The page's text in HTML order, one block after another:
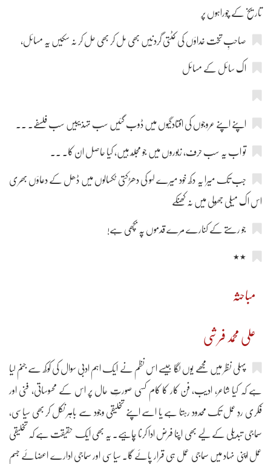
تاریخ کے چوراہوں پر
صاحبِ تخت خداؤں کی کٹتی گردنیں بھی مل کر بھی حل کر نہ سکیں یہ مسائل،
اک سائل کے مسائل
اپنے اپنے عروجوں کی افتادگیوں میں ڈوب گئیں سب تہذیبیں سب فلسفے۔ ۔۔
تو اب یہ سب حرف، زبوروں میں جو مجلّد ہیں، کیا حاصل ان کا۔ ۔۔
جب تک میرا یہ دکھ خود میرے لہو کی دھڑکتی ٹکسالوں میں ڈھل کے دعاؤں بھری
اس اک میلی جھولی میں نہ کھنکے
جو رستے کے کنارے مرے قدموں پہ بچھی ہے!
٭٭
مباحثہ
علی محمد فرشی
پہلی نظر میں مجھے یوں لگا جیسے اس نظم نے ایک اہم ادبی سوال کی کوکھ سے جنم لیا
ہے کہ کیا شاعر، ادیب، فن کار کا کام کسی صورتِ حال پر اس کے محسوساتی، فنی اور
فکری ردِ عمل تک محدود رہتا ہے یا اسے اپنے تخلیقی وجود سے باہر نکل کر بھی سیاسی،
سماجی تبدیلی کے لیے بھی اپنا فرض ادا کرنا چاہیے۔ یہ بھی ایک حقیقت ہے کہ تخلیقی
عمل اپنی نہاد میں سماجی عمل ہی قرار پائے گا۔ سیاسی اور سماجی ادارے اعضائے جسم